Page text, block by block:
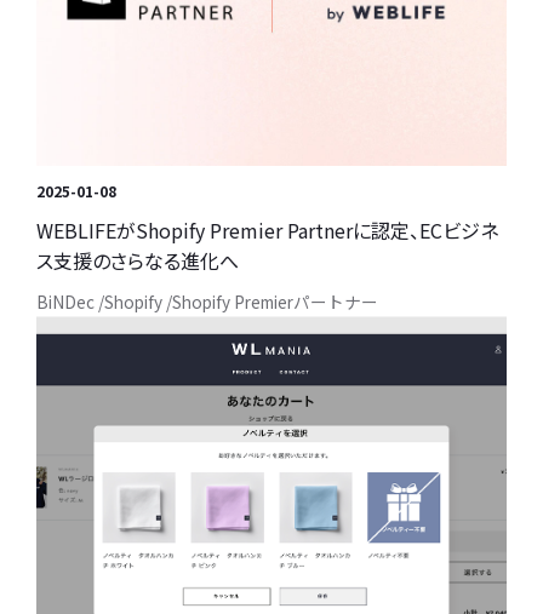
2025-01-08
WEBLIFEがShopify Premier Partnerに認定、ECビジネ
ス支援のさらなる進化へ
BiNDec Shopify Shopify Premierパートナー